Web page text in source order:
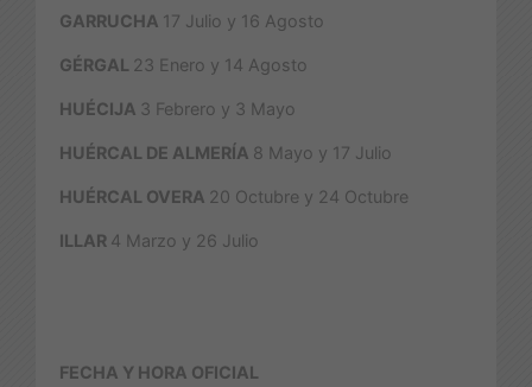
GARRUCHA 17 Julio y 16 Agosto
GÉRGAL 23 Enero y 14 Agosto
HUÉCIJA 3 Febrero y 3 Mayo
HUÉRCAL DE ALMERÍA 8 Mayo y 17 Julio
HUÉRCAL OVERA 20 Octubre y 24 Octubre
ILLAR 4 Marzo y 26 Julio
FECHA Y HORA OFICIAL